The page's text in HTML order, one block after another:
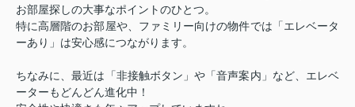
お部屋探しの大事なポイントのひとつ。
特に高層階のお部屋や、ファミリー向けの物件では「エレベータ
ーあり」は安心感につながります。
ちなみに、最近は「非接触ボタン」や「音声案内」など、エレベ
ーターもどんどん進化中！